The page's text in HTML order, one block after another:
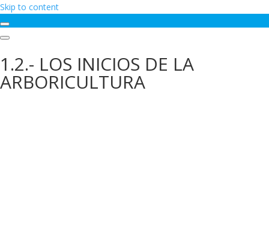
Skip to content
1.2.- LOS INICIOS DE LA
ARBORICULTURA